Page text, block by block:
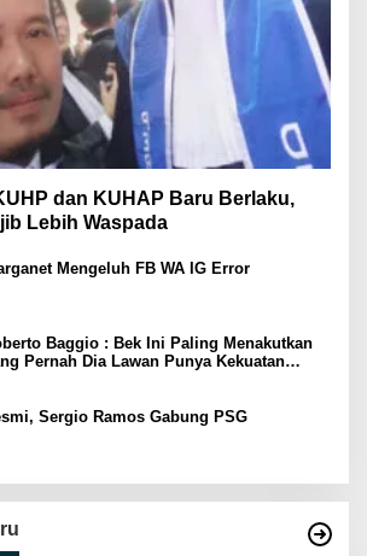
dan KUHAP Baru Berlaku,
Lebih Waspada
Mengeluh FB WA IG Error
Baggio : Bek Ini Paling Menakutkan
Pernah Dia Lawan Punya Kekuatan
Sergio Ramos Gabung PSG